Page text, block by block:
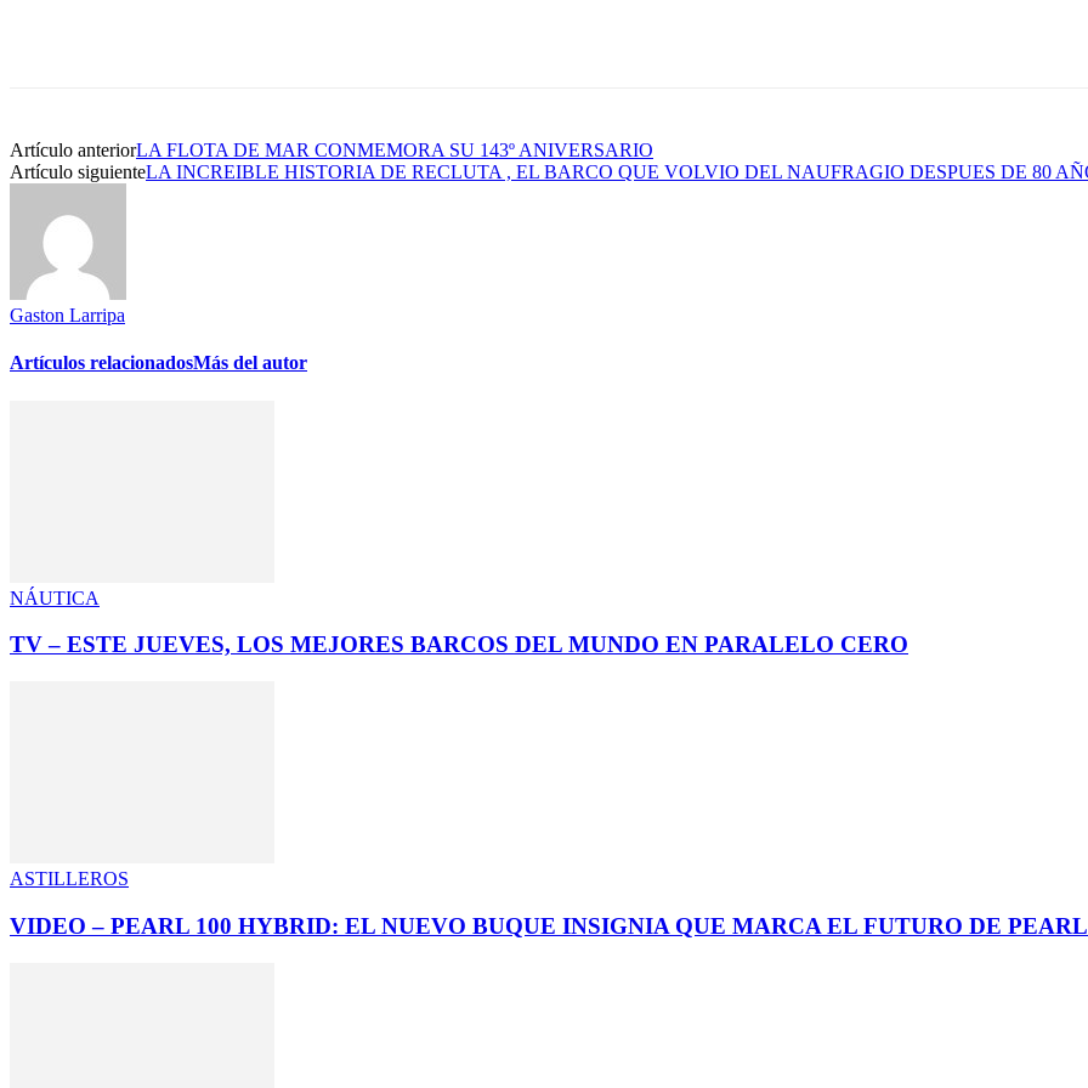
Artículo anteriorLA FLOTA DE MAR CONMEMORA SU 143º ANIVERSARIO
Artículo siguienteLA INCREIBLE HISTORIA DE RECLUTA , EL BARCO QUE VOLVIO DEL NAUFRAGIO DESPUES DE 80
Gaston Larripa
Artículos relacionadosMás del autor
NÁUTICA
TV – ESTE JUEVES, LOS MEJORES BARCOS DEL MUNDO EN PARALELO CERO
ASTILLEROS
VIDEO – PEARL 100 HYBRID: EL NUEVO BUQUE INSIGNIA QUE MARCA EL FUTURO DE